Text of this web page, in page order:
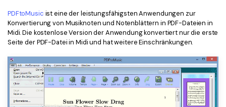
PDFtoMusic ist eine der leistungsfähigsten Anwendungen zur
Konvertierung von Musiknoten und Notenblättern in PDF-Dateien in
Midi. Die kostenlose Version der Anwendung konvertiert nur die erste
Seite der PDF-Datei in Midi und hat weitere Einschränkungen.